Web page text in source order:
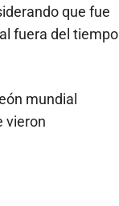
que fue
fuera del tiempo
mundial
vieron